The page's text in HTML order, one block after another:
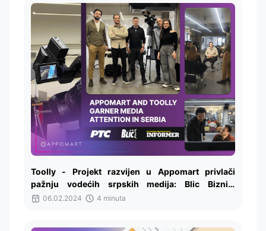
Toolly - Projekt razvijen u Appomart privlači
pažnju vodećih srpskih medija: Blic Biznis,
Informer i RTS
06.02.2024 4 minuta